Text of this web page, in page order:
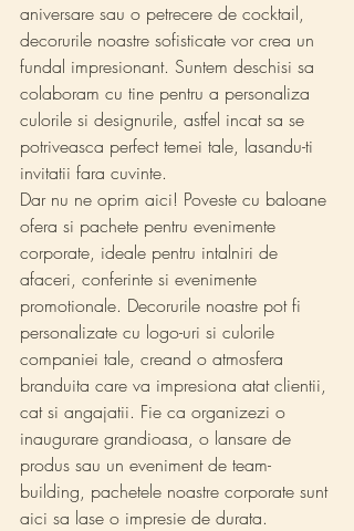
aniversare sau o petrecere de cocktail,
decorurile noastre sofisticate vor crea un
fundal impresionant. Suntem deschisi sa
colaboram cu tine pentru a personaliza
culorile si designurile, astfel incat sa se
potriveasca perfect temei tale, lasandu-ti
invitatii fara cuvinte.
Dar nu ne oprim aici! Poveste cu baloane
ofera si pachete pentru evenimente
corporate, ideale pentru intalniri de
afaceri, conferinte si evenimente
promotionale. Decorurile noastre pot fi
personalizate cu logo-uri si culorile
companiei tale, creand o atmosfera
branduita care va impresiona atat clientii,
cat si angajatii. Fie ca organizezi o
inaugurare grandioasa, o lansare de
produs sau un eveniment de team-
building, pachetele noastre corporate sunt
aici sa lase o impresie de durata.